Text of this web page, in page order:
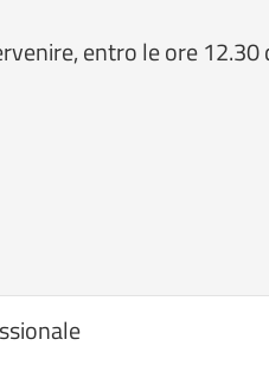
entro le ore 12.30